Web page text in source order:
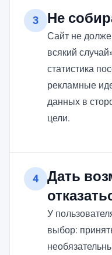
3 Не
Сайт не
всякий
статистика
рекламные
данных в
цели.
4
Дать
У
выбор: